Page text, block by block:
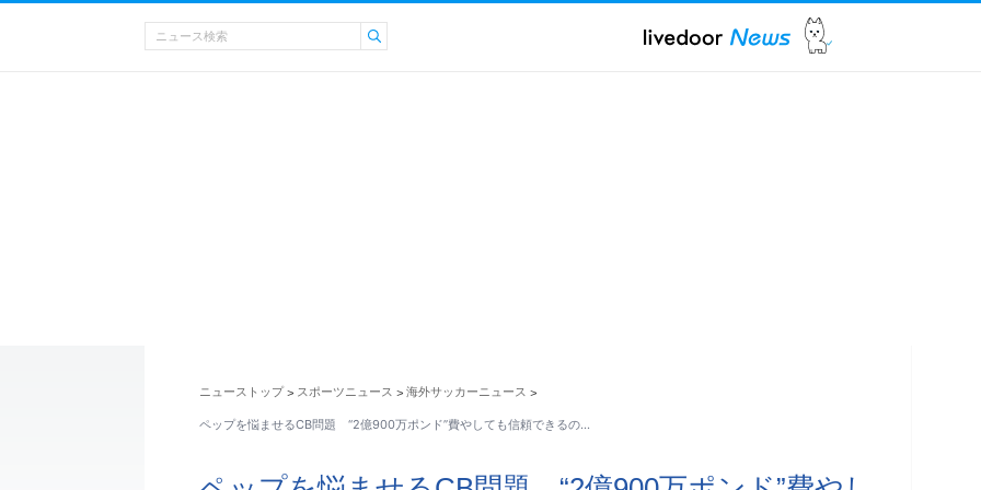
ニューストップ > スポーツニュース > 海外サッカーニュース >
ペップを悩ませるCB問題 “2億900万ポンド”費やしても信頼できるの…